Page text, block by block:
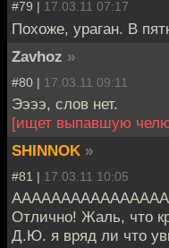
#79 | 17.03.11 07:17
Похоже, ураган. В
Zavhoz »
#80 | 17.03.11 09:11
Ээээ, слов нет.
[ищет выпавшую
SHINNOK »
#81 | 17.03.11 10:05
Отлично! Жаль, что
Д.Ю. я вряд ли что